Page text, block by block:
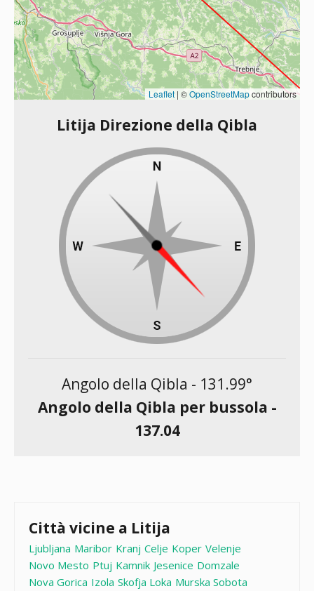
Leaflet | ©OpenStreetMapcontributors
Litija Direzione della Qibla
Angolo della Qibla - 131.99°
Angolo della Qibla per bussola -
137.04
Città vicine a Litija
Ljubljana Maribor Kranj Celje Koper Velenje
Novo Mesto Ptuj Kamnik Jesenice Domzale
Nova Gorica Izola Skofja Loka Murska Sobota